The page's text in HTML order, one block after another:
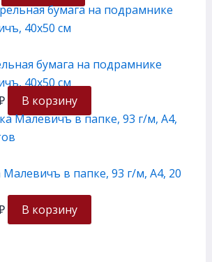
бумага на подрамнике
40х50 см
В корзину
Малевичъ в папке, 93 г/м, А4, 20
В корзину